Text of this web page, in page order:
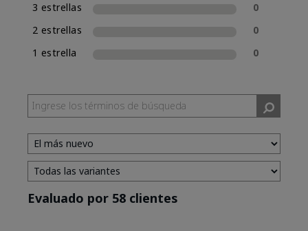
3 estrellas
0
2 estrellas
0
1 estrella
0
Evaluado por 58 clientes